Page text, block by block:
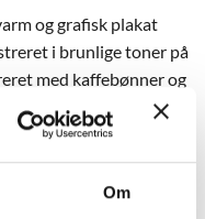
Om
og grafisk plakat
i brunlige toner på
med kaffebønner og
Et oplagt valg til
begge på én gang.
hjemmebaren. En del
Tequila Sunrise og